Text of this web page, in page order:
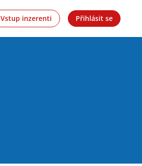
Vstup inzerenti Přihlásit se